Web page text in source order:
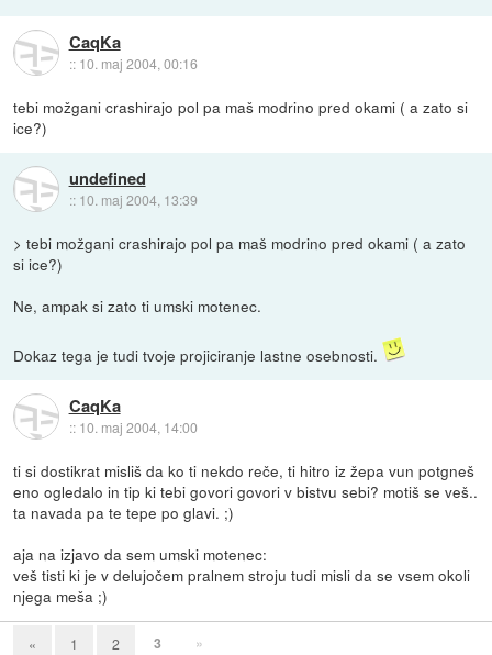
CaqKa
:: 10. maj 2004, 00:16
tebi možgani crashirajo pol pa maš modrino pred okami ( a zato si
ice?)
undefined
:: 10. maj 2004, 13:39
> tebi možgani crashirajo pol pa maš modrino pred okami ( a zato
si ice?)
Ne, ampak si zato ti umski motenec.
Dokaz tega je tudi tvoje projiciranje lastne osebnosti.
CaqKa
:: 10. maj 2004, 14:00
ti si dostikrat misliš da ko ti nekdo reče, ti hitro iz žepa vun potgneš
eno ogledalo in tip ki tebi govori govori v bistvu sebi? motiš se veš..
ta navada pa te tepe po glavi. ;)
aja na izjavo da sem umski motenec:
veš tisti ki je v delujočem pralnem stroju tudi misli da se vsem okoli
njega meša ;)
« 1 2 3 »